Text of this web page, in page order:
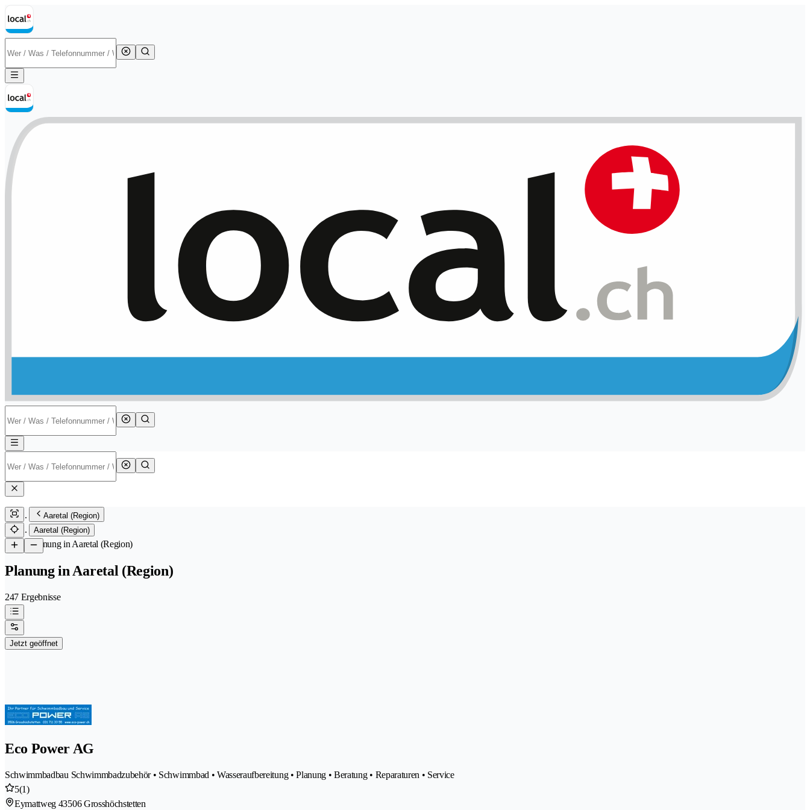
Aaretal (Region)
Aaretal (Region)
/Planung in Aaretal (Region)
Planung in Aaretal (Region)
247 Ergebnisse
Jetzt geöffnet
Eco Power AG
Schwimmbadbau Schwimmbadzubehör • Schwimmbad • Wasseraufbereitung • Planung • Beratung • Reparaturen • Service
5(1)
Eymattweg 43506 Grosshöchstetten